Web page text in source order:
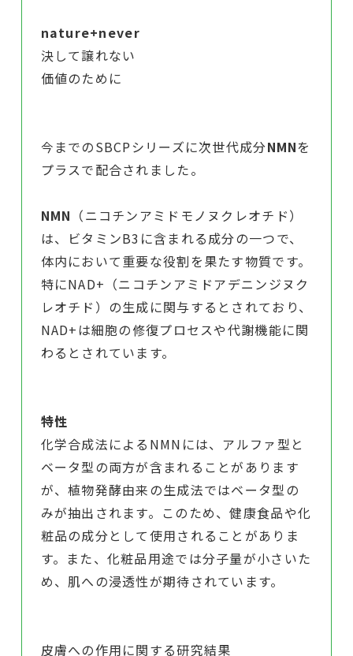
nature+never
決して譲れない
価値のために
今までのSBCPシリーズに次世代成分NMNを
プラスで配合されました。
NMN （ニコチンアミドモノヌクレオチド）
は、ビタミンB3に含まれる成分の一つで、
体内において重要な役割を果たす物質です。
特にNAD+（ニコチンアミドアデニンジヌク
レオチド）の生成に関与するとされており、
NAD+は細胞の修復プロセスや代謝機能に関
わるとされています。
特性
化学合成法によるNMNには、アルファ型と
ベータ型の両方が含まれることがあります
が、植物発酵由来の生成法ではベータ型の
みが抽出されます。このため、健康食品や化
粧品の成分として使用されることがありま
す。また、化粧品用途では分子量が小さいた
め、肌への浸透性が期待されています。
皮膚への作用に関する研究結果